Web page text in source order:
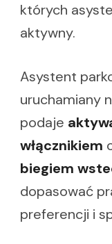
których
aktywny.
Asystent
uruchamiany
podaje
włącznikiem
biegiem
dopasować
preferencji i